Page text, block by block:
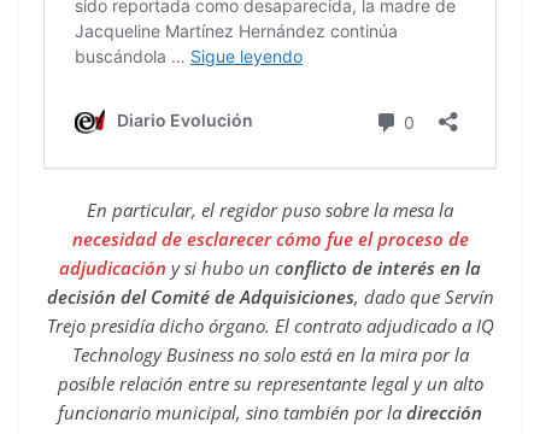
En particular, el regidor puso sobre la mesa la
necesidad de esclarecer cómo fue el proceso de
adjudicación y si hubo un conflicto de interés en la
decisión del Comité de Adquisiciones, dado que Servín
Trejo presidía dicho órgano. El contrato adjudicado a IQ
Technology Business no solo está en la mira por la
posible relación entre su representante legal y un alto
funcionario municipal, sino también por la dirección